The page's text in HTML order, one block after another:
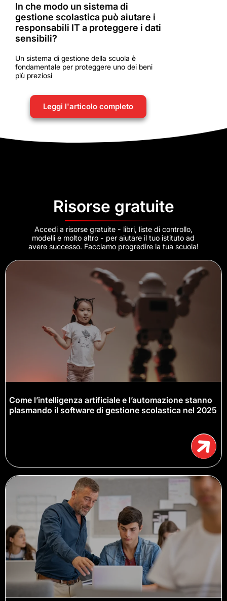
In che modo un sistema di
gestione scolastica può aiutare i
responsabili IT a proteggere i dati
sensibili?
Un sistema di gestione della scuola è
fondamentale per proteggere uno dei beni
più preziosi
Leggi l'articolo completo
Risorse gratuite
Accedi a risorse gratuite - libri, liste di controllo,
modelli e molto altro - per aiutare il tuo istituto ad
avere successo. Facciamo progredire la tua scuola!
Come l’intelligenza artificiale e l’automazione stanno
plasmando il software di gestione scolastica nel 2025